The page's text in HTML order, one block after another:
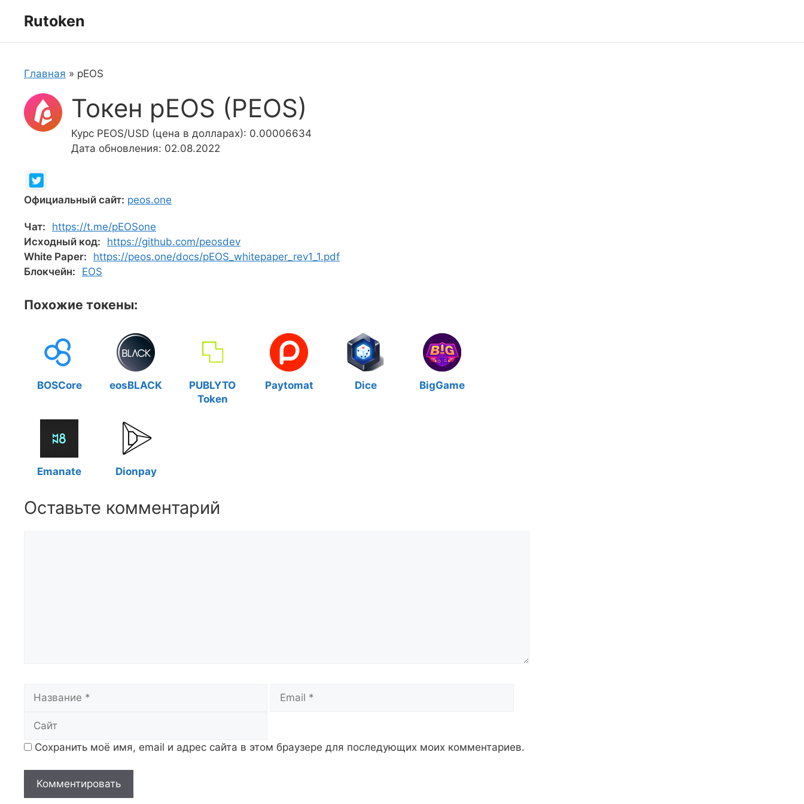
Rutoken
Главная » pEOS
Токен pEOS (PEOS)
Курс PEOS/USD (цена в долларах): 0.00006634
Дата обновления: 02.08.2022
Официальный сайт: peos.one
Чат:
https://t.me/pEOSone
Исходный код:
https://github.com/peosdev
White Paper:
https://peos.one/docs/pEOS_whitepaper_rev1_1.pdf
Блокчейн:
EOS
Похожие токены:
BOSCore eosBLACK
PUBLYTO
Token
Paytomat Dice BigGame
Emanate Dionpay
Оставьте комментарий
Сохранить моё имя, email и адрес сайта в этом браузере для последующих моих комментариев.